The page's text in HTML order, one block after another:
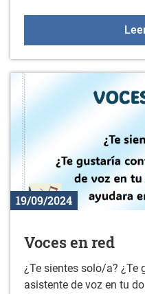
19/09/2024
Voces en red
¿Te sientes solo/a? ¿Te
asistente de voz en tu